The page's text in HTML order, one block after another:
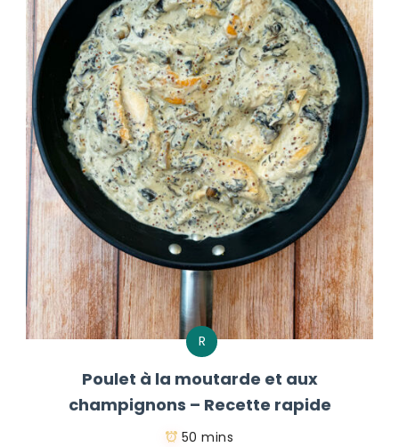
R
Poulet à la moutarde et aux
champignons – Recette rapide
50 mins